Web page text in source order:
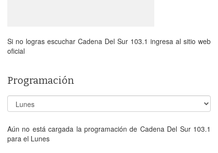
Si no logras escuchar Cadena Del Sur 103.1 ingresa al sitio web
oficial
Programación
Aún no está cargada la programación de Cadena Del Sur 103.1
para el Lunes